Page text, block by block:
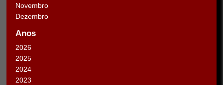
Novembro
Dezembro
Anos
2026
2025
2024
2023